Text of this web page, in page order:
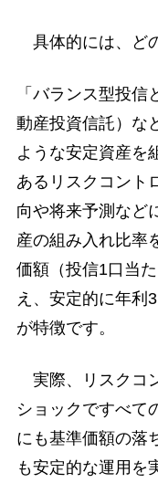
具体的には、ど
「バランス型投
動産投資信託）な
ような安定資産を
あるリスクコント
向や将来予測など
産の組み入れ比率
価額（投信1口当
え、安定的に年利
が特徴です。
実際、リスクコ
ショックですべて
にも基準価額の落
も安定的な運用を